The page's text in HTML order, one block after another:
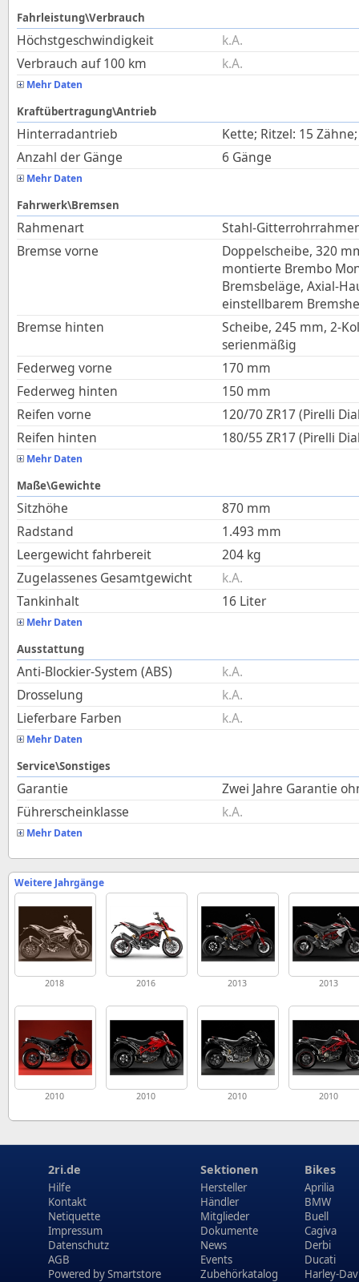
Fahrleistung\Verbrauch
Höchstgeschwindigkeit
k.A.
Verbrauch auf 100 km
k.A.
Mehr Daten
Kraftübertragung\Antrieb
Hinterradantrieb
Kette; Ritzel: 15
Anzahl der Gänge
6 Gänge
Mehr Daten
Fahrwerk\Bremsen
Rahmenart
Stahl-
Bremse vorne
Doppelscheibe, 320
montierte Brembo
Bremsbeläge, Axial-
einstellbarem
Bremse hinten
Scheibe, 245 mm, 2-
serienmäßig
Federweg vorne
170 mm
Federweg hinten
150 mm
Reifen vorne
120/70 ZR17 (Pirelli
Reifen hinten
180/55 ZR17 (Pirelli
Mehr Daten
Maße\Gewichte
Sitzhöhe 870 mm
Radstand
1.493 mm
Leergewicht fahrbereit
204 kg
Zugelassenes Gesamtgewicht
k.A.
Tankinhalt
16 Liter
Mehr Daten
Ausstattung
Anti-Blockier-System (ABS)
k.A.
Drosselung
k.A.
Lieferbare Farben
k.A.
Mehr Daten
Service\Sonstiges
Garantie
Zwei Jahre Garantie
Führerscheinklasse
k.A.
Mehr Daten
Weitere Jahrgänge
2018 2016 2013 2013
2010 2010 2010 2010
2ri.de
Hilfe
Kontakt
Netiquette
Impressum
Datenschutz
AGB
Powered bySmartstore
Sektionen
Hersteller
Händler
Mitglieder
Dokumente
News
Events
Zubehörkatalog
Bikes
Aprilia
BMW
Buell
Cagiva
Derbi
Ducati
Harley-